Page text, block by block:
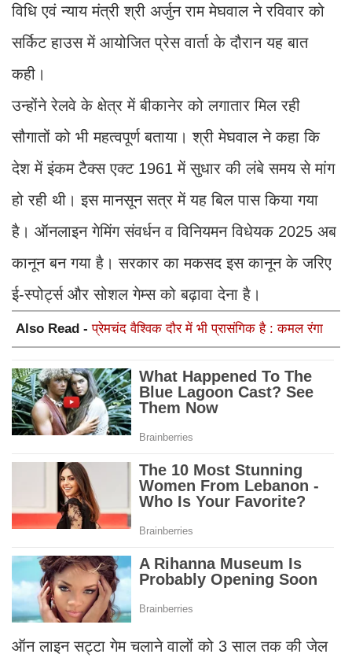
विधि एवं न्याय मंत्री श्री अर्जुन राम मेघवाल ने रविवार को
सर्किट हाउस में आयोजित प्रेस वार्ता के दौरान यह बात
कही।
उन्होंने रेलवे के क्षेत्र में बीकानेर को लगातार मिल रही
सौगातों को भी महत्वपूर्ण बताया। श्री मेघवाल ने कहा कि
देश में इंकम टैक्स एक्ट 1961 में सुधार की लंबे समय से मांग
हो रही थी। इस मानसून सत्र में यह बिल पास किया गया
है। ऑनलाइन गेमिंग संवर्धन व विनियमन विधेयक 2025 अब
कानून बन गया है। सरकार का मकसद इस कानून के जरिए
ई-स्पोर्ट्स और सोशल गेम्स को बढ़ावा देना है।
Also Read -प्रेमचंद वैश्विक दौर में भी प्रासंगिक है : कमल रंगा
ऑन लाइन सट्टा गेम चलाने वालों को 3 साल तक की जेल